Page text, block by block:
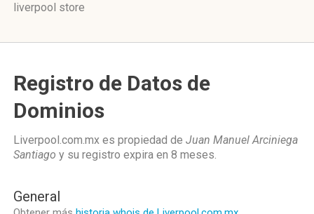
liverpool store
Registro de Datos de
Dominios
Liverpool.com.mx es propiedad de Juan Manuel Arciniega
Santiago y su registro expira en 8 meses.
General